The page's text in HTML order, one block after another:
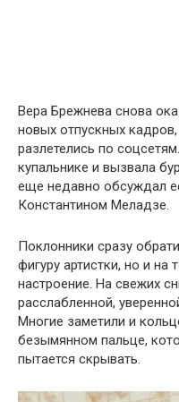
Вера Брежнева снова
новых отпускных
разлетелись по
купальнике и вызвала
еще недавно обсуждал
Константином Меладзе.
Поклонники сразу
фигуру артистки, но и на
настроение. На свежих
расслабленной,
Многие заметили и
безымянном пальце,
пытается скрывать.